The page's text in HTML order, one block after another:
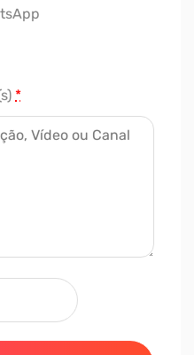
*
Seguidores Twitch -